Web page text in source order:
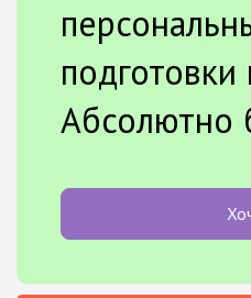
подготовки
Абсолютно